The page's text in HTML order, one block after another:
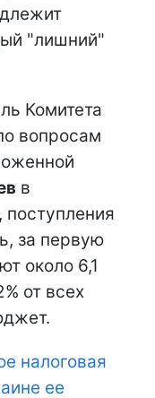
"лишний"
Комитета
вопросам
в
за первую
около 6,1
от всех
налоговая
ее